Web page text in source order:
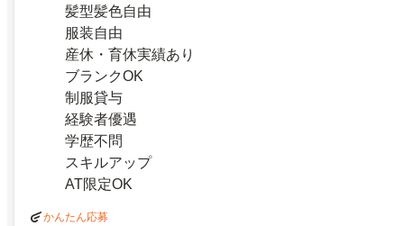
髪型髪色自由
服装自由
産休・育休実績あり
ブランクOK
制服貸与
経験者優遇
学歴不問
スキルアップ
AT限定OK
かんたん応募